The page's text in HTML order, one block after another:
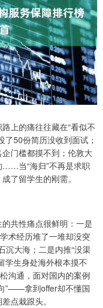
上的痛往往藏在“看似不
50份简历没收到面试；
门槛都摸不到；伦敦大
……当“海归”不再是求职
了留学生的刚需。
共性痛点很鲜明：一是
术经历堆了一堆却没突
沉大海；二是内推“没渠
生身处海外根本摸不
沟通，面对国内的案例
”——拿到offer却不懂国
点栽跟头。